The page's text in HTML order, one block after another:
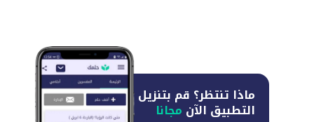
ماذا تنتظر؟ قم بتنزيل
التطبيق الآن مجانا